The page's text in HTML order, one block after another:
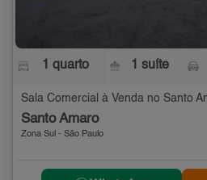
1 quarto 1 suíte
Santo Amaro
Zona Sul - São Paulo